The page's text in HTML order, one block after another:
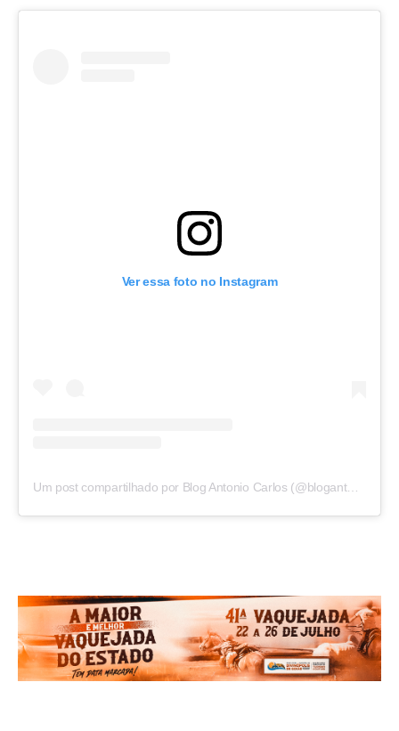
Ver essa foto no Instagram
Um post compartilhado por Blog Antonio Carlos (@blogantoniocarlos)